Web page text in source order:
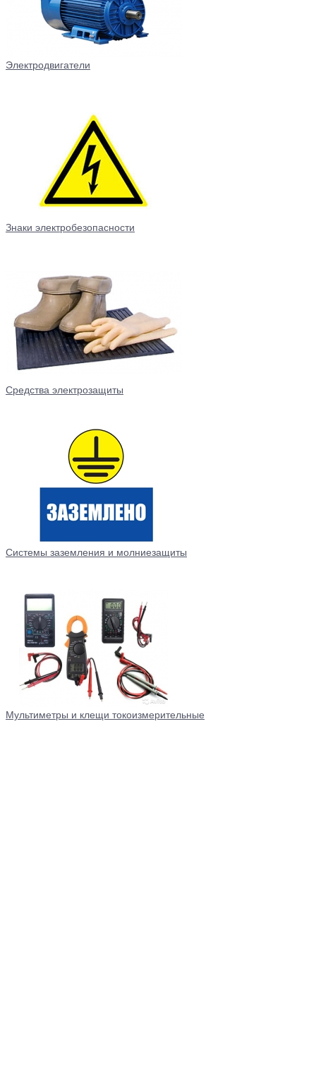
Электродвигатели
Знаки электробезопасности
Средства электрозащиты
Системы заземления и молниезащиты
Мультиметры и клещи токоизмерительные